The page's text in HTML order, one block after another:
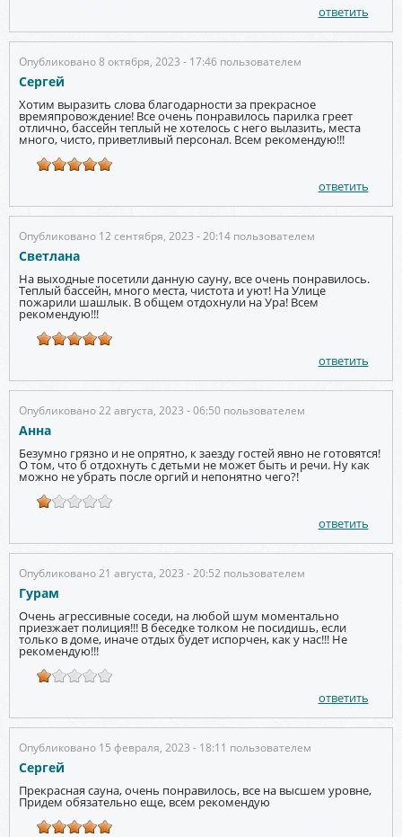
ответить
Опубликовано 8 октября, 2023 - 17:46 пользователем
Сергей
Хотим выразить слова благодарности за прекрасное
времяпровождение! Все очень понравилось парилка греет
отлично, бассейн теплый не хотелось с него вылазить, места
много, чисто, приветливый персонал. Всем рекомендую!!!
ответить
Опубликовано 12 сентября, 2023 - 20:14 пользователем
Светлана
На выходные посетили данную сауну, все очень понравилось.
Теплый бассейн, много места, чистота и уют! На Улице
пожарили шашлык. В общем отдохнули на Ура! Всем
рекомендую!!!
ответить
Опубликовано 22 августа, 2023 - 06:50 пользователем
Анна
Безумно грязно и не опрятно, к заезду гостей явно не готовятся!
О том, что б отдохнуть с детьми не может быть и речи. Ну как
можно не убрать после оргий и непонятно чего?!
ответить
Опубликовано 21 августа, 2023 - 20:52 пользователем
Гурам
Очень агрессивные соседи, на любой шум моментально
приезжает полиция!!! В беседке толком не посидишь, если
только в доме, иначе отдых будет испорчен, как у нас!!! Не
рекомендую!!!
ответить
Опубликовано 15 февраля, 2023 - 18:11 пользователем
Сергей
Прекрасная сауна, очень понравилось, все на высшем уровне,
Придем обязательно еще, всем рекомендую